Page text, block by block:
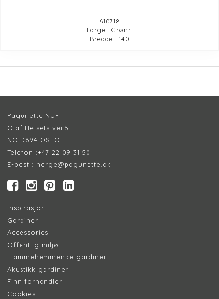
610718
Farge : Grønn
Bredde : 140
Pagunette NUF
Olaf Helsets vei 5
NO-0694 OSLO
Telefon :+47 22 09 31 50
E-post : norge@pagunette.dk
Inspirasjon
Gardiner
Accessories
Offentlig miljø
Flammehemmende gardiner
Akustikk gardiner
Finn forhandler
Cookies